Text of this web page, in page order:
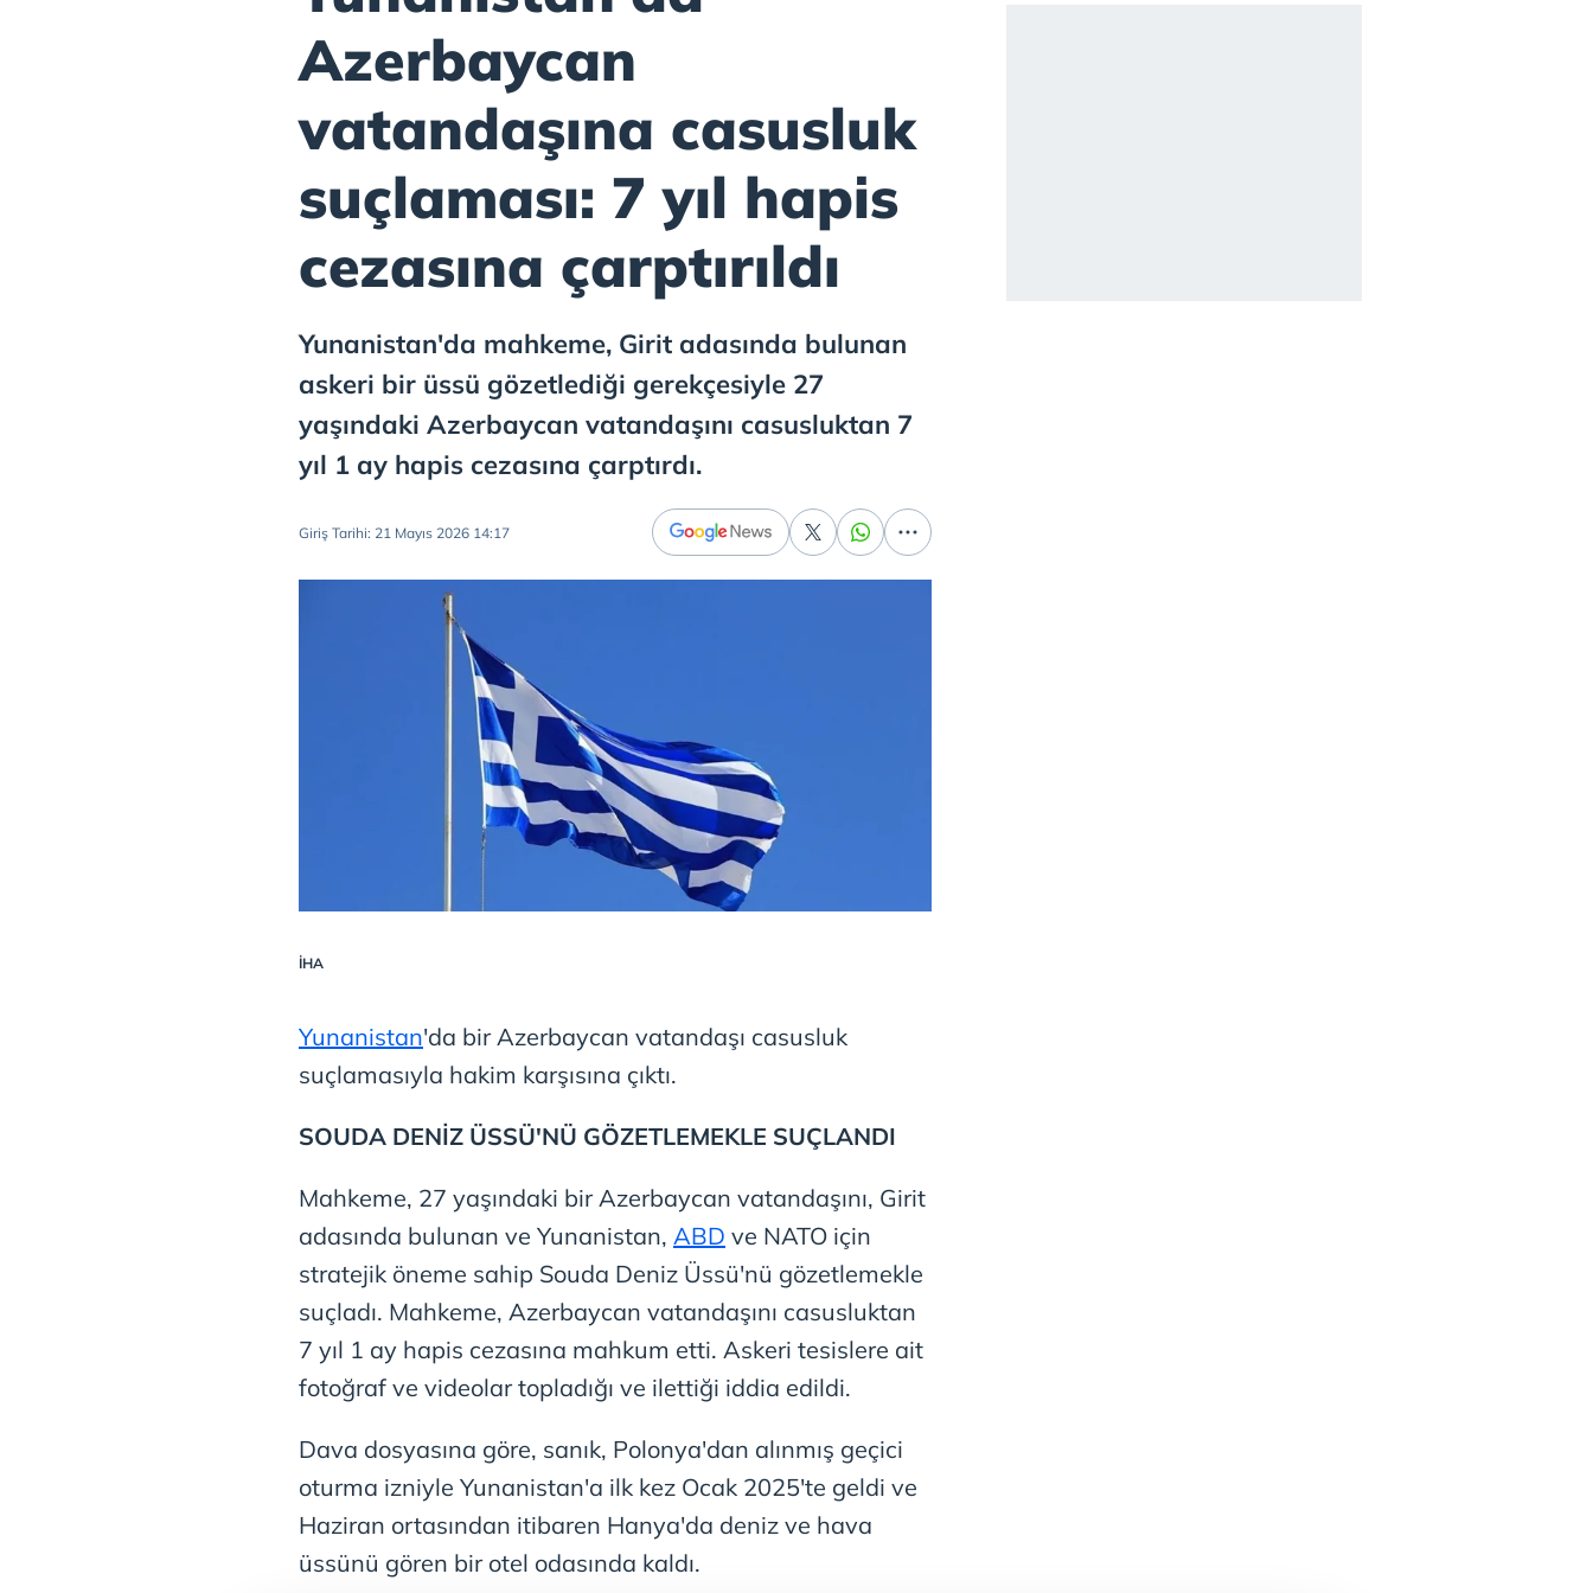
Azerbaycan
vatandaşına casusluk
suçlaması: 7 yıl hapis
cezasına çarptırıldı
Yunanistan'da mahkeme, Girit adasında bulunan
askeri bir üssü gözetlediği gerekçesiyle 27
yaşındaki Azerbaycan vatandaşını casusluktan 7
yıl 1 ay hapis cezasına çarptırdı.
Giriş Tarihi: 21 Mayıs 2026 14:17
İHA
Yunanistan'da bir Azerbaycan vatandaşı casusluk
suçlamasıyla hakim karşısına çıktı.
SOUDA DENİZ ÜSSÜ'NÜ GÖZETLEMEKLE SUÇLANDI
Mahkeme, 27 yaşındaki bir Azerbaycan vatandaşını, Girit
adasında bulunan ve Yunanistan, ABD ve NATO için
stratejik öneme sahip Souda Deniz Üssü'nü gözetlemekle
suçladı. Mahkeme, Azerbaycan vatandaşını casusluktan
7 yıl 1 ay hapis cezasına mahkum etti. Askeri tesislere ait
fotoğraf ve videolar topladığı ve ilettiği iddia edildi.
Dava dosyasına göre, sanık, Polonya'dan alınmış geçici
oturma izniyle Yunanistan'a ilk kez Ocak 2025'te geldi ve
Haziran ortasından itibaren Hanya'da deniz ve hava
üssünü gören bir otel odasında kaldı.